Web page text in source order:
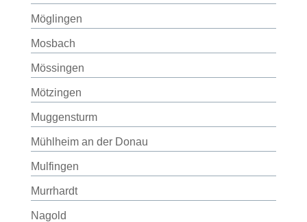
Möglingen
Mosbach
Mössingen
Mötzingen
Muggensturm
Mühlheim an der Donau
Mulfingen
Murrhardt
Nagold